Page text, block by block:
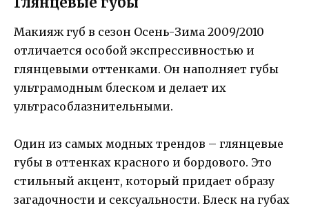
Макияж губ в сезон Осень-Зима 2009/2010
отличается особой экспрессивностью и
глянцевыми оттенками. Он наполняет губы
ультрамодным блеском и делает их
ультрасоблазнительными.
Один из самых модных трендов – глянцевые
губы в оттенках красного и бордового. Это
стильный акцент, который придает образу
загадочности и сексуальности. Блеск на губах